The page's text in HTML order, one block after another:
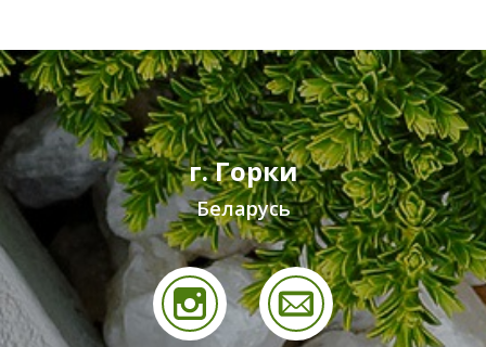
г. Горки
Беларусь